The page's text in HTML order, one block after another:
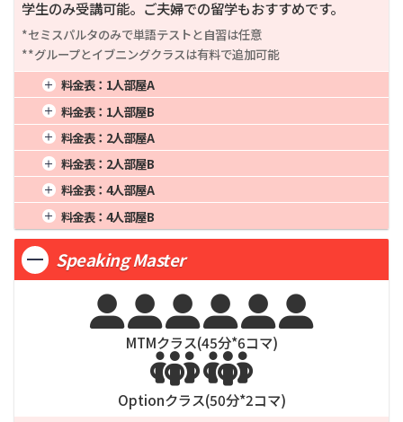
学生のみ受講可能。ご夫婦での留学もおすすめです。
*セミスパルタのみで単語テストと自習は任意
**グループとイブニングクラスは有料で追加可能
料金表： 1人部屋A
1週間
81,250
2週間
150,000
3週間
206,250
4週間
8週間
500,000
12週間
750,000
20週間
1,250,000
24週間
1,500,000
料金表： 1人部屋B
1週間
79,625
2週間
147,000
3週間
202,125
8週間
490,000
12週間
735,000
20週間
1,225,000
24週間
1,470,000
料金表： 2人部屋A
1週間
65,000
2週間
120,000
3週間
165,000
4週間
8週間
400,000
12週間
600,000
20週間
1,000,000
24週間
1,200,000
料金表： 2人部屋B
1週間
63,375
2週間
117,000
3週間
160,875
8週間
390,000
12週間
585,000
20週間
975,000
24週間
1,170,000
料金表： 4人部屋A
1週間
58,500
2週間
108,000
3週間
148,500
4週間
8週間
360,000
12週間
20週間
900,000
料金表： 4人部屋B
1週間
56,875
2週間
105,000
3週間
144,375
4週間
175,000
8週間
12週間
525,000
16週間
700,000
24週間
1,050,000
Speaking Master

MTMクラス(45分*6コマ)

Optionクラス(50分*2コマ)